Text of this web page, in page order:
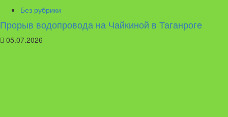
Без рубрики
Прорыв водопровода на Чайкиной в Таганроге
05.07.2026